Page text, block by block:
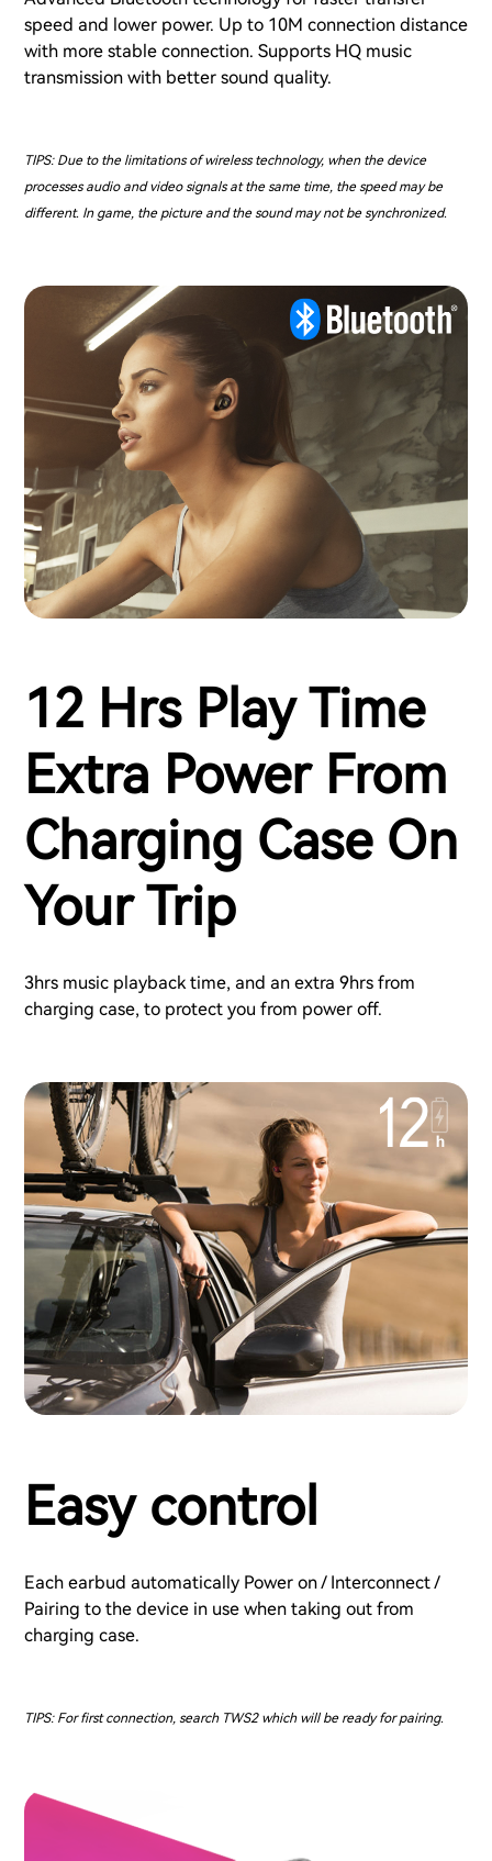
speed and lower power. Up to 10M connection distance
with more stable connection. Supports HQ music
transmission with better sound quality.
TIPS: Due to the limitations of wireless technology, when the device
processes audio and video signals at the same time, the speed may be
different. In game, the picture and the sound may not be synchronized.
12 Hrs Play Time
Extra Power From
Charging Case On
Your Trip
3hrs music playback time, and an extra 9hrs from
charging case, to protect you from power off.
Easy control
Each earbud automatically Power on / Interconnect /
Pairing to the device in use when taking out from
charging case.
TIPS: For first connection, search TWS2 which will be ready for pairing.